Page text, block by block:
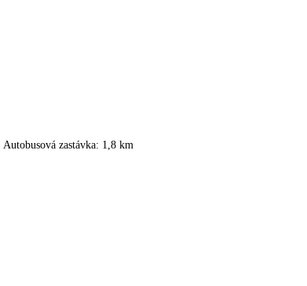
Autobusová zastávka: 1,8 km